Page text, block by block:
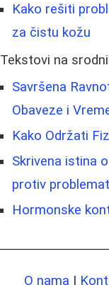
Kako rešiti
za čistu kožu
Tekstovi na
Savršena
Obaveze i
Kako Održati
Skrivena istina
protiv
Hormonske
O nama |